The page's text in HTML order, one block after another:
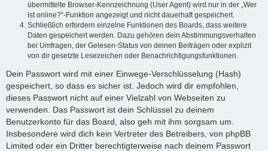
übermittelte Browser-Kennzeichnung (User Agent) wird nur in der „Wer
ist online?“-Funktion angezeigt und nicht dauerhaft gespeichert.
Schließlich erfordern einzelne Funktionen des Boards, dass weitere
Daten gespeichert werden. Dazu gehören dein Abstimmungsverhalten
bei Umfragen, der Gelesen-Status von deinen Beiträgen oder explizit
von dir gesetzte Lesezeichen oder Benachrichtigungsfunktionen.
Dein Passwort wird mit einer Einwege-Verschlüsselung (Hash)
gespeichert, so dass es sicher ist. Jedoch wird dir empfohlen,
dieses Passwort nicht auf einer Vielzahl von Webseiten zu
verwenden. Das Passwort ist dein Schlüssel zu deinem
Benutzerkonto für das Board, also geh mit ihm sorgsam um.
Insbesondere wird dich kein Vertreter des Betreibers, von phpBB
Limited oder ein Dritter berechtigterweise nach deinem Passwort